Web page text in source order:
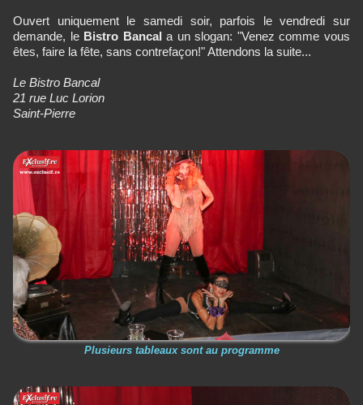
Ouvert uniquement le samedi soir, parfois le vendredi sur
demande, le Bistro Bancala un slogan: "Venez comme vous
êtes, faire la fête, sans contrefaçon!" Attendons la suite...
Le Bistro Bancal
21 rue Luc Lorion
Saint-Pierre
Plusieurs tableaux sont au programme